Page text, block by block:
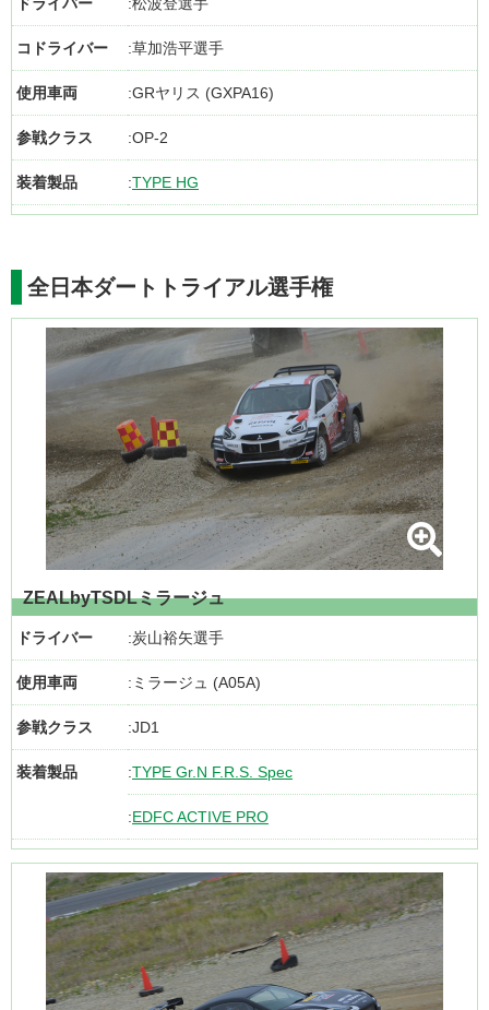
ドライバー 松波登選手
コドライバー 草加浩平選手
使用車両 GRヤリス (GXPA16)
参戦クラス OP-2
装着製品 TYPE HG
全日本ダートトライアル選手権
ZEALbyTSDLミラージュ
ドライバー 炭山裕矢選手
使用車両 ミラージュ (A05A)
参戦クラス JD1
装着製品 TYPE Gr.N F.R.S. Spec
EDFC ACTIVE PRO